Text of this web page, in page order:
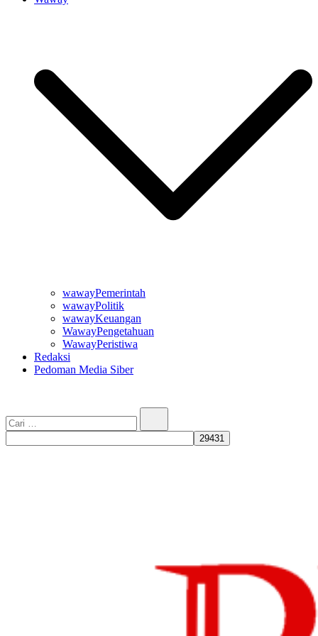
wawayPemerintah
wawayPolitik
wawayKeuangan
WawayPengetahuan
WawayPeristiwa
Redaksi
Pedoman Media Siber